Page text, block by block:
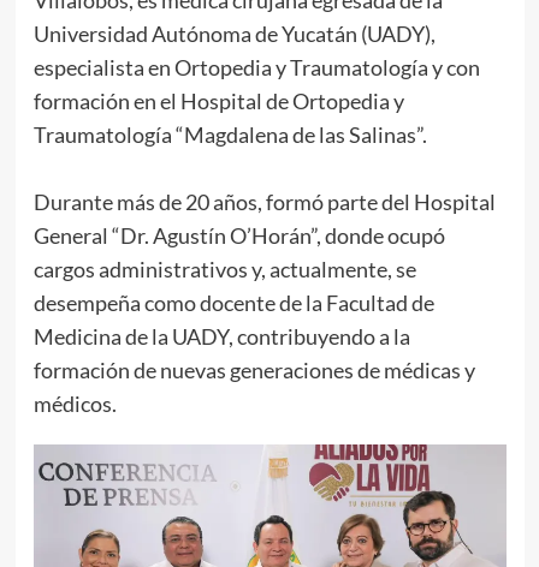
Universidad Autónoma de Yucatán (UADY),
especialista en Ortopedia y Traumatología y con
formación en el Hospital de Ortopedia y
Traumatología “Magdalena de las Salinas”.
Durante más de 20 años, formó parte del Hospital
General “Dr. Agustín O’Horán”, donde ocupó
cargos administrativos y, actualmente, se
desempeña como docente de la Facultad de
Medicina de la UADY, contribuyendo a la
formación de nuevas generaciones de médicas y
médicos.